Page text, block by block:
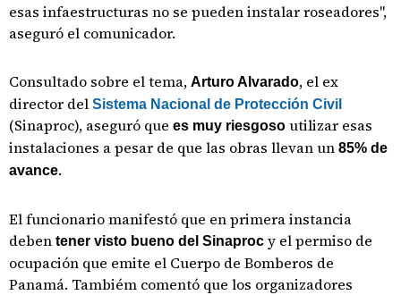
esas infaestructuras no se pueden instalar roseadores",
aseguró el comunicador.
Consultado sobre el tema, Arturo Alvarado, el ex
director del Sistema Nacional de Protección Civil
(Sinaproc), aseguró que es muy riesgoso utilizar esas
instalaciones a pesar de que las obras llevan un 85% de
avance.
El funcionario manifestó que en primera instancia
deben tener visto bueno del Sinaproc y el permiso de
ocupación que emite el Cuerpo de Bomberos de
Panamá. Tambiém comentó que los organizadores